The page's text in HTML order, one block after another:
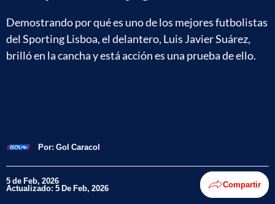
Demostrando por qué es uno de los mejores futbolistas
del Sporting Lisboa, el delantero, Luis Javier Suárez,
brilló en la cancha y está acción es una prueba de ello.
Por: Gol Caracol
5 de Feb, 2026
Actualizado: 5 De Feb, 2026 Compartir